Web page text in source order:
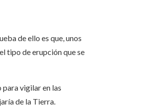
de ello es que, unos
tipo de erupción que se
vigilar en las
de la Tierra.